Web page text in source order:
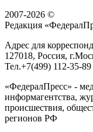
2007-2026 ©
Редакция «
Адрес для
127018, Россия, г.
Тел.+7(499) 112-35-89
«ФедералПресс» -
информагентства,
происшествия,
регионов РФ